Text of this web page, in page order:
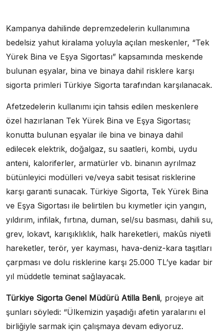
Kampanya dahilinde depremzedelerin kullanımına
bedelsiz yahut kiralama yoluyla açılan meskenler, “Tek
Yürek Bina ve Eşya Sigortası” kapsamında meskende
bulunan eşyalar, bina ve binaya dahil risklere karşı
sigorta primleri Türkiye Sigorta tarafından karşılanacak.
Afetzedelerin kullanımı için tahsis edilen meskenlere
özel hazırlanan Tek Yürek Bina ve Eşya Sigortası;
konutta bulunan eşyalar ile bina ve binaya dahil
edilecek elektrik, doğalgaz, su saatleri, kombi, uydu
anteni, kaloriferler, armatürler vb. binanın ayrılmaz
bütünleyici modülleri ve/veya sabit tesisat risklerine
karşı garanti sunacak. Türkiye Sigorta, Tek Yürek Bina
ve Eşya Sigortası ile belirtilen bu kıymetler için yangın,
yıldırım, infilak, fırtına, duman, sel/su basması, dahili su,
grev, lokavt, karışıklıklık, halk hareketleri, makûs niyetli
hareketler, terör, yer kayması, hava-deniz-kara taşıtları
çarpması ve dolu risklerine karşı 25.000 TL’ye kadar bir
yıl müddetle teminat sağlayacak.
Türkiye Sigorta Genel Müdürü Atilla Benli, projeye ait
şunları söyledi: “Ülkemizin yaşadığı afetin yaralarını el
birliğiyle sarmak için çalışmaya devam ediyoruz.